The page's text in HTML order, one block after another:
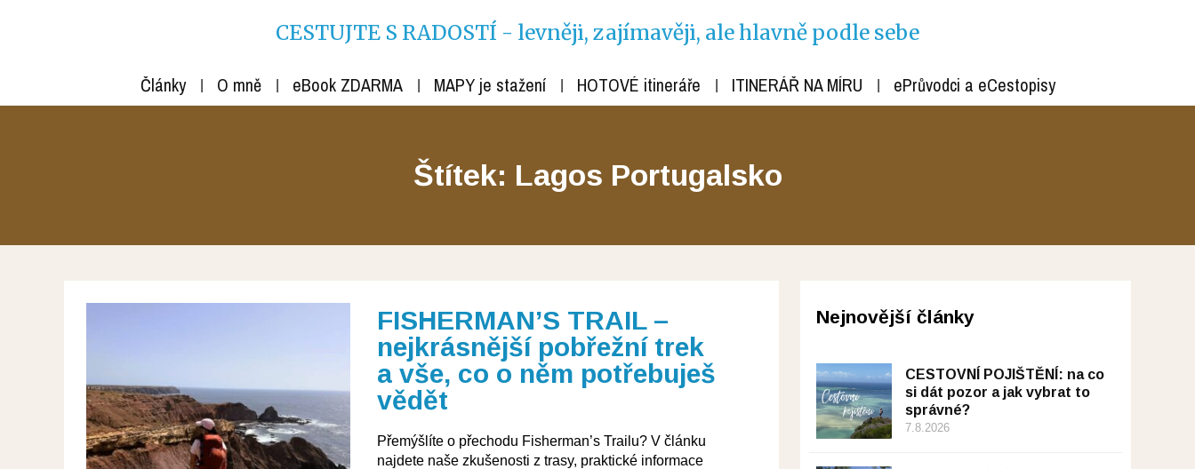
CESTUJTE S RADOSTÍ - levněji, zajímavěji, ale hlavně podle sebe
Články O mně eBook ZDARMA MAPY je stažení HOTOVÉ itineráře ITINERÁŘ NA MÍRU ePrůvodci a eCestopisy
Štítek: Lagos Portugalsko
FISHERMAN’S TRAIL –
nejkrásnější pobřežní trek
a vše, co o něm potřebuješ
vědět
Přemýšlíte o přechodu Fisherman’s Trailu? V článku
najdete naše zkušenosti z trasy, praktické informace
Nejnovější články
CESTOVNÍ POJIŠTĚNÍ: na co
si dát pozor a jak vybrat to
správné?
7.8.2026